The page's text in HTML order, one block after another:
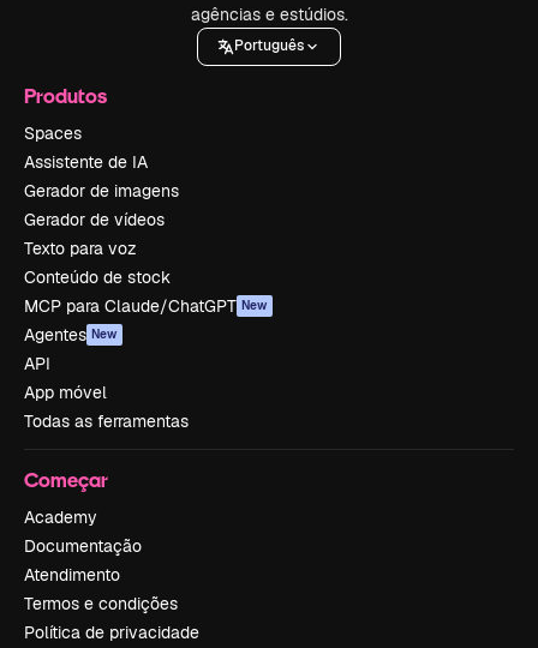
agências e estúdios.
Português
Produtos
Spaces
Assistente de IA
Gerador de imagens
Gerador de vídeos
Texto para voz
Conteúdo de stock
MCP para Claude/ChatGPT New
Agentes New
API
App móvel
Todas as ferramentas
Começar
Academy
Documentação
Atendimento
Termos e condições
Política de privacidade